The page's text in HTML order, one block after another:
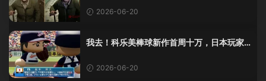
2026-06-20
我去！科乐美棒球新作首周十万，日本玩家
2026-06-20